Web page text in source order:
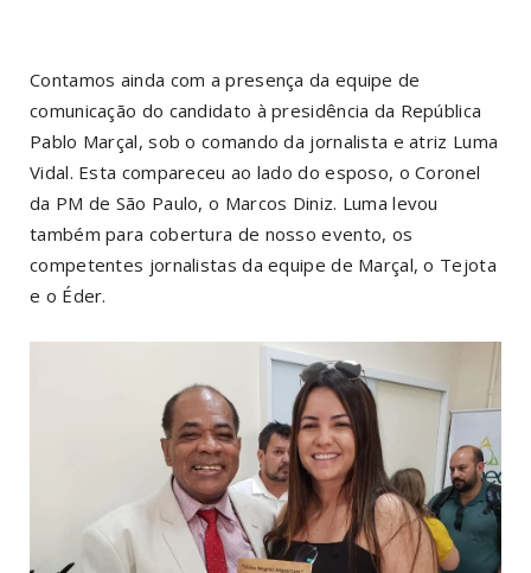
Contamos ainda com a presença da equipe de
comunicação do candidato à presidência da República
Pablo Marçal, sob o comando da jornalista e atriz Luma
Vidal. Esta compareceu ao lado do esposo, o Coronel
da PM de São Paulo, o Marcos Diniz. Luma levou
também para cobertura de nosso evento, os
competentes jornalistas da equipe de Marçal, o Tejota
e o Éder.